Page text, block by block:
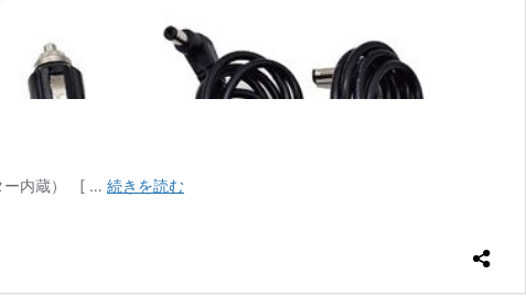
ー内蔵） [ … 続きを読むFBE-